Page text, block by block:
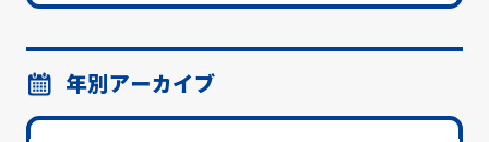
年別アーカイブ